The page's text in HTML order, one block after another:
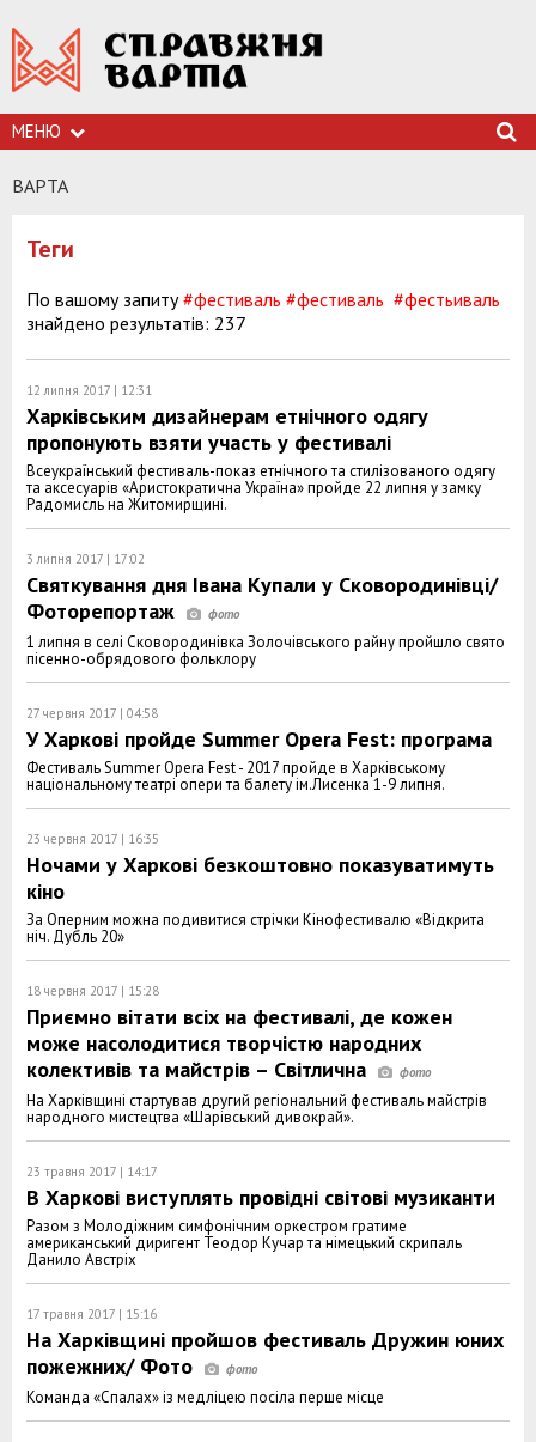
МЕНЮ
ВАРТА
Теги
По вашому запиту#фестиваль #фестиваль #фестьиваль
знайдено результатів: 237
12 липня 2017 | 12:31
Харківським дизайнерам етнічного одягу
пропонують взяти участь у фестивалі
Всеукраїнський фестиваль-показ етнічного та стилізованого одягу
та аксесуарів «Аристократична Україна» пройде 22 липня у замку
Радомисль на Житомирщині.
3 липня 2017 | 17:02
Святкування дня Івана Купали у Сковородинівці/
Фоторепортаж
1 липня в селі Сковородинівка Золочівського райну пройшло свято
пісенно-обрядового фольклору
27 червня 2017 | 04:58
У Харкові пройде Summer Opera Fest: програма
Фестиваль Summer Opera Fest - 2017 пройде в Харківському
національному театрі опери та балету ім.Лисенка 1-9 липня.
23 червня 2017 | 16:35
Ночами у Харкові безкоштовно показуватимуть
кіно
За Оперним можна подивитися стрічки Кінофестивалю «Відкрита
ніч. Дубль 20»
18 червня 2017 | 15:28
Приємно вітати всіх на фестивалі, де кожен
може насолодитися творчістю народних
колективів та майстрів – Світлична
На Харківщині стартував другий регіональний фестиваль майстрів
народного мистецтва «Шарівський дивокрай».
23 травня 2017 | 14:17
В Харкові виступлять провідні світові музиканти
Разом з Молодіжним симфонічним оркестром гратиме
американський диригент Теодор Кучар та німецький скрипаль
Данило Австріх
17 травня 2017 | 15:16
На Харківщині пройшов фестиваль Дружин юних
пожежних/ Фото
Команда «Спалах» із медліцею посіла перше місце